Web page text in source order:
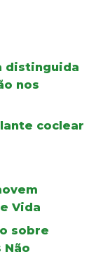
distinguida
nos
coclear
Vida
sobre
Não